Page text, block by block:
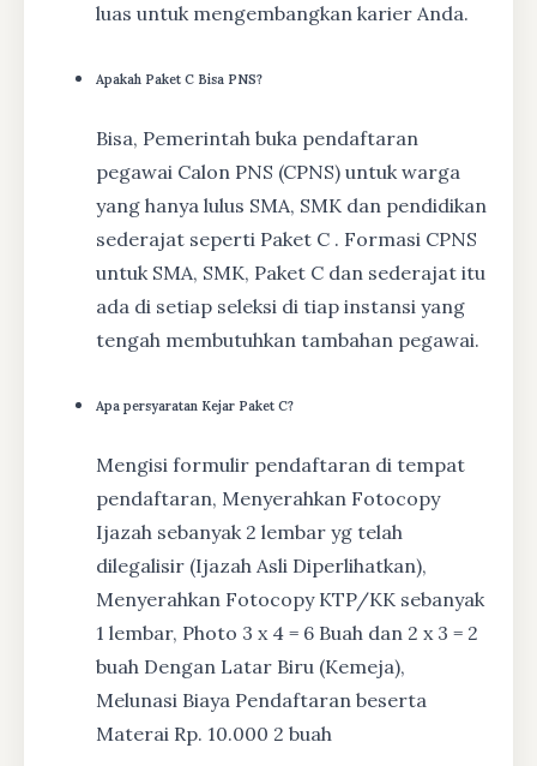
luas untuk mengembangkan karier Anda.
Apakah Paket C Bisa PNS?
Bisa, Pemerintah buka pendaftaran
pegawai Calon PNS (CPNS) untuk warga
yang hanya lulus SMA, SMK dan pendidikan
sederajat seperti Paket C . Formasi CPNS
untuk SMA, SMK, Paket C dan sederajat itu
ada di setiap seleksi di tiap instansi yang
tengah membutuhkan tambahan pegawai.
Apa persyaratan Kejar Paket C?
Mengisi formulir pendaftaran di tempat
pendaftaran, Menyerahkan Fotocopy
Ijazah sebanyak 2 lembar yg telah
dilegalisir (Ijazah Asli Diperlihatkan),
Menyerahkan Fotocopy KTP/KK sebanyak
1 lembar, Photo 3 x 4 = 6 Buah dan 2 x 3 = 2
buah Dengan Latar Biru (Kemeja),
Melunasi Biaya Pendaftaran beserta
Materai Rp. 10.000 2 buah